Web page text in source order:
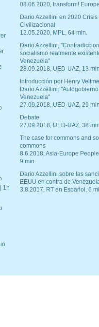
1h
08.06.2020, transform!
Dario Azzellini en 2020 Crisis
Civilizacional
12.05.2020, MPL, 64 min.
Dario Azzellini,
socialismo realmente
Venezuela"
28.09.2018, UED-UAZ, 13
Introducción por Henry
Dario Azzellini:
Venezuela"
27.09.2018, UED-UAZ, 29
Debate
27.09.2018, UED-UAZ, 38
The case for commons and
commons
8.6.2018, Asia-Europe
9 min.
Dario Azzellini sobre las
EEUU en contra de
3.8.2017, RT en Español, 6